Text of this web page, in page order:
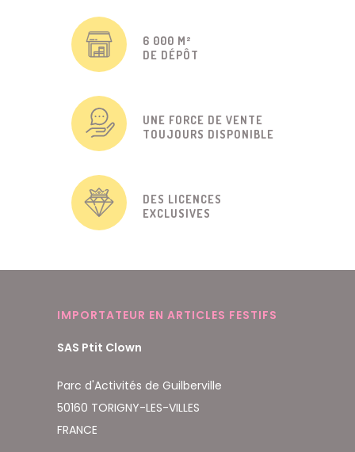
6 000 M²
DE DÉPÔT
UNE FORCE DE VENTE
TOUJOURS DISPONIBLE
DES LICENCES
EXCLUSIVES
IMPORTATEUR EN ARTICLES FESTIFS
SAS Ptit Clown
Parc d'Activités de Guilberville
50160 TORIGNY-LES-VILLES
FRANCE